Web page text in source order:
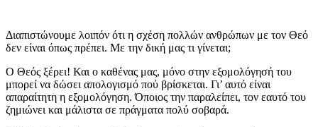
Διαπιστώνουμε λοιπόν ότι η σχέση πολλών ανθρώπων με τον Θεό
δεν είναι όπως πρέπει. Με την δική μας τι γίνεται;
Ο Θεός ξέρει! Και ο καθένας μας, μόνο στην εξομολόγησή του
μπορεί να δώσει απολογισμό πού βρίσκεται. Γι’ αυτό είναι
απαραίτητη η εξομολόγηση. Όποιος την παραλείπει, τον εαυτό του
ζημιώνει και μάλιστα σε πράγματα πολύ σοβαρά.